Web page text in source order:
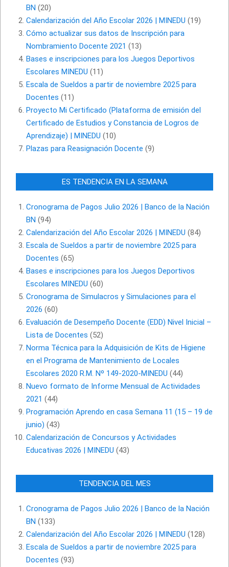
BN (20)
Calendarización del Año Escolar 2026 | MINEDU (19)
Cómo actualizar sus datos de Inscripción para
Nombramiento Docente 2021 (13)
Bases e inscripciones para los Juegos Deportivos
Escolares MINEDU (11)
Escala de Sueldos a partir de noviembre 2025 para
Docentes (11)
Proyecto Mi Certificado (Plataforma de emisión del
Certificado de Estudios y Constancia de Logros de
Aprendizaje) | MINEDU (10)
Plazas para Reasignación Docente (9)
ES TENDENCIA EN LA SEMANA
Cronograma de Pagos Julio 2026 | Banco de la Nación
BN (94)
Calendarización del Año Escolar 2026 | MINEDU (84)
Escala de Sueldos a partir de noviembre 2025 para
Docentes (65)
Bases e inscripciones para los Juegos Deportivos
Escolares MINEDU (60)
Cronograma de Simulacros y Simulaciones para el
2026 (60)
Evaluación de Desempeño Docente (EDD) Nivel Inicial –
Lista de Docentes (52)
Norma Técnica para la Adquisición de Kits de Higiene
en el Programa de Mantenimiento de Locales
Escolares 2020 R.M. Nº 149-2020-MINEDU (44)
Nuevo formato de Informe Mensual de Actividades
2021 (44)
Programación Aprendo en casa Semana 11 (15 – 19 de
junio) (43)
Calendarización de Concursos y Actividades
Educativas 2026 | MINEDU (43)
TENDENCIA DEL MES
Cronograma de Pagos Julio 2026 | Banco de la Nación
BN (133)
Calendarización del Año Escolar 2026 | MINEDU (128)
Escala de Sueldos a partir de noviembre 2025 para
Docentes (93)